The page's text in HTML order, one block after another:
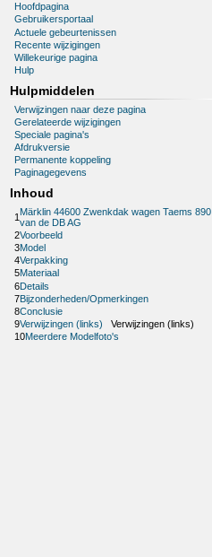
Hoofdpagina
Gebruikersportaal
Actuele gebeurtenissen
Recente wijzigingen
Willekeurige pagina
Hulp
Hulpmiddelen
Verwijzingen naar deze pagina
Gerelateerde wijzigingen
Speciale pagina's
Afdrukversie
Permanente koppeling
Paginagegevens
Inhoud
1 Märklin 44600 Zwenkdak wagen Taems 890
van de DB AG
2Voorbeeld
3Model
4Verpakking
5Materiaal
6Details
7Bijzonderheden/Opmerkingen
8Conclusie
9Verwijzingen (links)
Verwijzingen (links)
10Meerdere Modelfoto's